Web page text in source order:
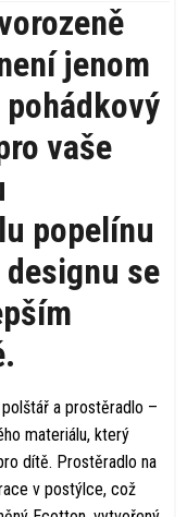
jenom
vaše
popelínu
se
a prostěradlo –
materiálu, který
dítě. Prostěradlo na
v postýlce, což